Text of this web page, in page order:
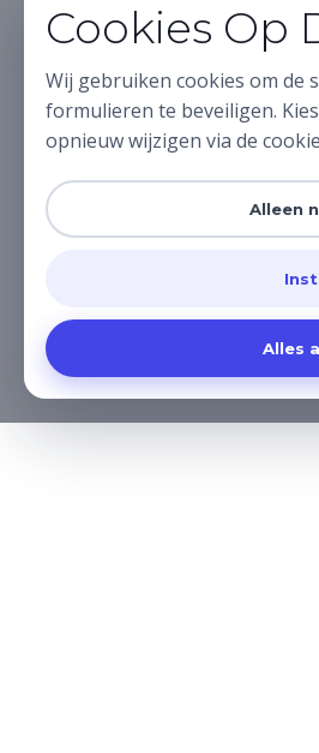
Cookies Op
Wij gebruiken cookies om de
formulieren te beveiligen.
opnieuw wijzigen via de
Alleen
Alles